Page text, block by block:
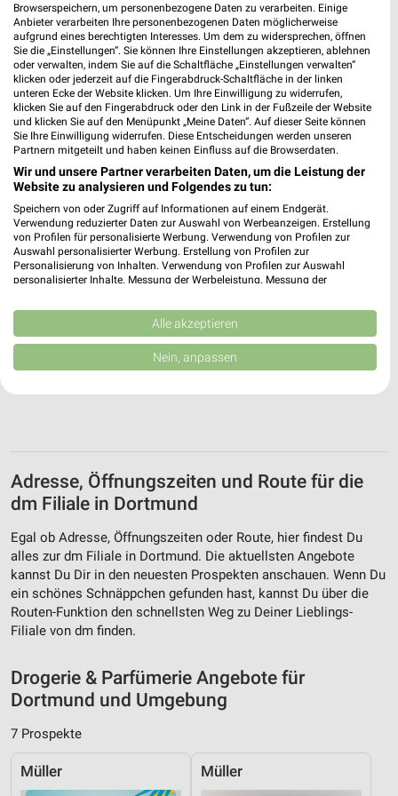
dm Dortmund
Hermannstraße 41-45
44263 Dortmund
Heute 08:30 - 19:30 Uhr | Geschlossen
3,52 km
Adresse, Öffnungszeiten und Route für die
dm Filiale in Dortmund
Egal ob Adresse, Öffnungszeiten oder Route, hier findest Du
alles zur dm Filiale in Dortmund. Die aktuellsten Angebote
kannst Du Dir in den neuesten Prospekten anschauen. Wenn Du
ein schönes Schnäppchen gefunden hast, kannst Du über die
Routen-Funktion den schnellsten Weg zu Deiner Lieblings-
Filiale von dm finden.
Drogerie & Parfümerie Angebote für
Dortmund und Umgebung
7 Prospekte
Müller Müller
Browserspeichern, um personenbezogene Daten zu verarbeiten. Einige
Anbieter verarbeiten Ihre personenbezogenen Daten möglicherweise
aufgrund eines berechtigten Interesses. Um dem zu widersprechen, öffnen
Sie die „Einstellungen“. Sie können Ihre Einstellungen akzeptieren, ablehnen
oder verwalten, indem Sie auf die Schaltfläche „Einstellungen verwalten“
klicken oder jederzeit auf die Fingerabdruck-Schaltfläche in der linken
unteren Ecke der Website klicken. Um Ihre Einwilligung zu widerrufen,
klicken Sie auf den Fingerabdruck oder den Link in der Fußzeile der Website
und klicken Sie auf den Menüpunkt „Meine Daten“. Auf dieser Seite können
Sie Ihre Einwilligung widerrufen. Diese Entscheidungen werden unseren
Partnern mitgeteilt und haben keinen Einfluss auf die Browserdaten.
Wir und unsere Partner verarbeiten Daten, um die Leistung der
Website zu analysieren und Folgendes zu tun:
Speichern von oder Zugriff auf Informationen auf einem Endgerät.
Verwendung reduzierter Daten zur Auswahl von Werbeanzeigen. Erstellung
von Profilen für personalisierte Werbung. Verwendung von Profilen zur
Auswahl personalisierter Werbung. Erstellung von Profilen zur
Personalisierung von Inhalten. Verwendung von Profilen zur Auswahl
personalisierter Inhalte. Messung der Werbeleistung. Messung der
Kombinationen von Daten aus verschiedenen Quellen. Entwicklung und
Verbesserung der Angebote. Verwendung reduzierter Daten zur Auswahl
von Inhalten.
Daten können außerhalb der Europäischen Union weitergegeben und in die
USA gesendet werden.
Website/App.
Speichern von oder Zugriff auf Informationen
auf einem Endgerät
Verwendung reduzierter Daten zur Auswahl von
Werbeanzeigen
Erstellung von Profilen für personalisierte
Werbung
Erstellung von Profilen zur Personalisierung
personalisierter Inhalte
Alle akzeptieren
Nein, anpassen